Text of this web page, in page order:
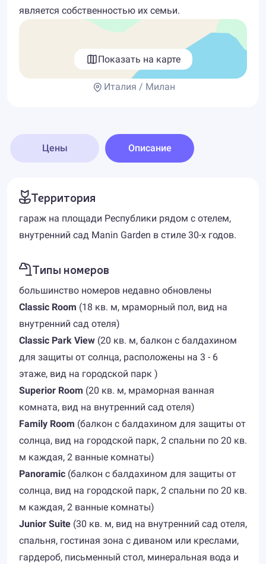
является собственностью их семьи.
Показать на карте
Италия / Милан
Цены Описание
Территория
гараж на площади Республики рядом с отелем,
внутренний сад Manin Garden в стиле 30-х годов.
Типы номеров
большинство номеров недавно обновлены
Classic Room (18 кв. м, мраморный пол, вид на
внутренний сад отеля)
Classic Park View (20 кв. м, балкон с балдахином
для защиты от солнца, расположены на 3 - 6
этаже, вид на городской парк )
Superior Room (20 кв. м, мраморная ванная
комната, вид на внутренний сад отеля)
Family Room (балкон с балдахином для защиты от
солнца, вид на городской парк, 2 спальни по 20 кв.
м каждая, 2 ванные комнаты)
Panoramic (балкон с балдахином для защиты от
солнца, вид на городской парк, 2 спальни по 20 кв.
м каждая, 2 ванные комнаты)
Junior Suite (30 кв. м, вид на внутренний сад отеля,
спальня, гостиная зона с диваном или креслами,
гардероб, письменный стол, минеральная вода и